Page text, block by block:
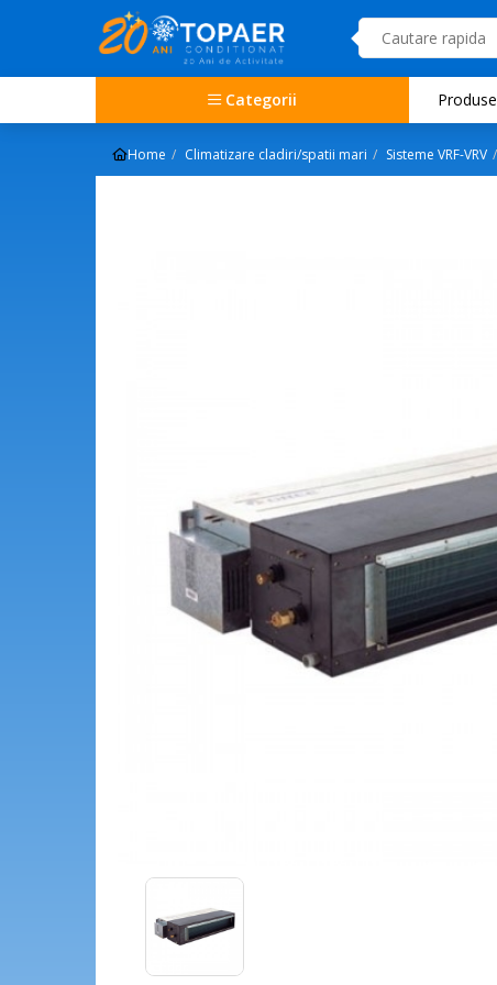
Categorii Produse
Home Climatizare cladiri/spatii mari Sisteme VRF-VRV